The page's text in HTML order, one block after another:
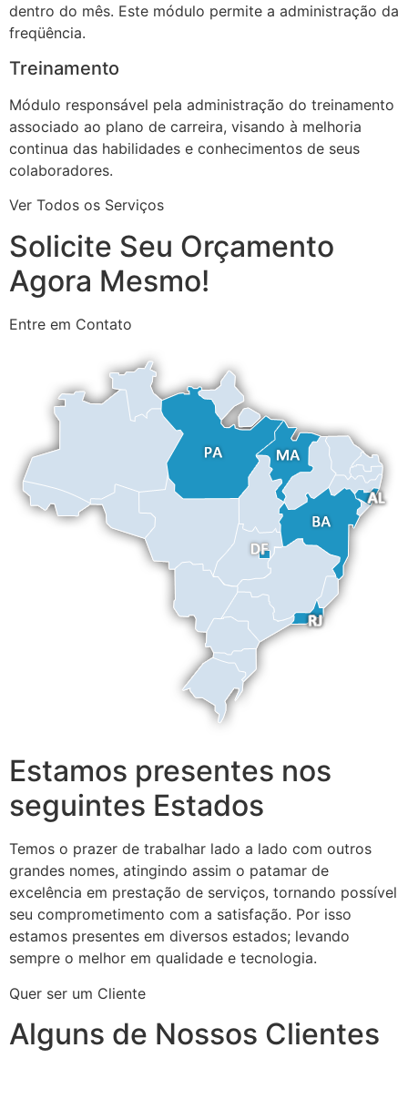
dentro do mês. Este módulo permite a administração da
freqüência.
Treinamento
Módulo responsável pela administração do treinamento
associado ao plano de carreira, visando à melhoria
continua das habilidades e conhecimentos de seus
colaboradores.
Ver Todos os Serviços
Solicite Seu Orçamento
Agora Mesmo!
Entre em Contato
Estamos presentes nos
seguintes Estados
Temos o prazer de trabalhar lado a lado com outros
grandes nomes, atingindo assim o patamar de
excelência em prestação de serviços, tornando possível
seu comprometimento com a satisfação. Por isso
estamos presentes em diversos estados; levando
sempre o melhor em qualidade e tecnologia.
Quer ser um Cliente
Alguns de Nossos Clientes